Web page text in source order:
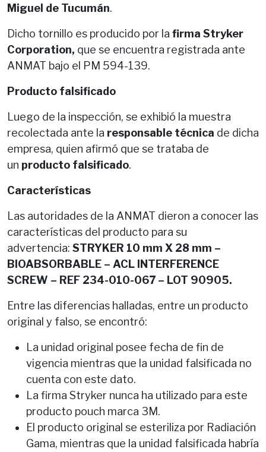
Miguel de Tucumán.
Dicho tornillo es producido por la firma Stryker
Corporation, que se encuentra registrada ante
ANMAT bajo el PM 594-139.
Producto falsificado
Luego de la inspección, se exhibió la muestra
recolectada ante la responsable técnica de dicha
empresa, quien afirmó que se trataba de
un producto falsificado.
Características
Las autoridades de la ANMAT dieron a conocer las
características del producto para su
advertencia: STRYKER 10 mm X 28 mm –
BIOABSORBABLE – ACL INTERFERENCE
SCREW – REF 234-010-067 – LOT 90905.
Entre las diferencias halladas, entre un producto
original y falso, se encontró:
La unidad original posee fecha de fin de
vigencia mientras que la unidad falsificada no
cuenta con este dato.
La firma Stryker nunca ha utilizado para este
producto pouch marca 3M.
El producto original se esteriliza por Radiación
Gama, mientras que la unidad falsificada habría